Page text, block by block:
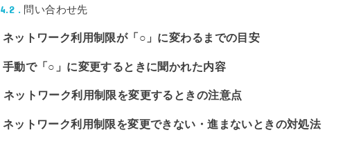
4.2 問い合わせ先
ネットワーク利用制限が「○」に変わるまでの目安
手動で「○」に変更するときに聞かれた内容
ネットワーク利用制限を変更するときの注意点
ネットワーク利用制限を変更できない・進まないときの対処法